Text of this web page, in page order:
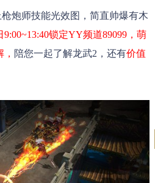
炮师技能光效图，简直帅爆有木
9:00~13:40锁定YY频道89099，萌
陪您一起了解龙武2，还有价值